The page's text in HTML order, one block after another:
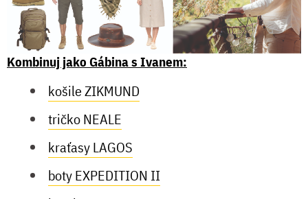
Kombinuj jako Gábina s Ivanem:
košile ZIKMUND
tričko NEALE
kraťasy LAGOS
boty EXPEDITION II